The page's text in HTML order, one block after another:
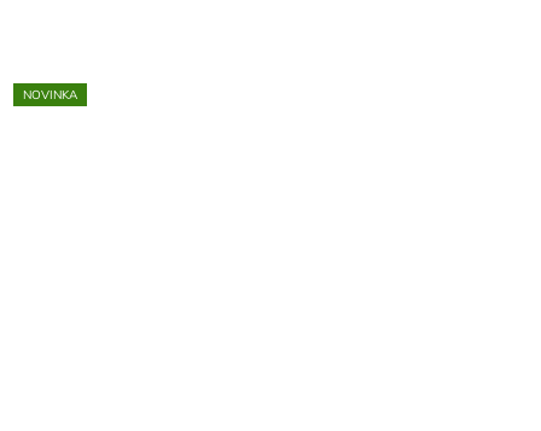
NOVINKA